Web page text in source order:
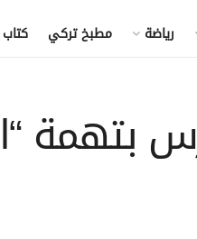
رياضة مطبخ تركي كتاب
لمدرس